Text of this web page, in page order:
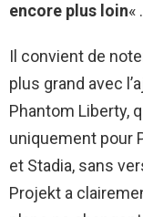
encore plus loin« .
Il convient de
plus grand avec
Phantom Liberty,
uniquement pour
et Stadia, sans
Projekt a